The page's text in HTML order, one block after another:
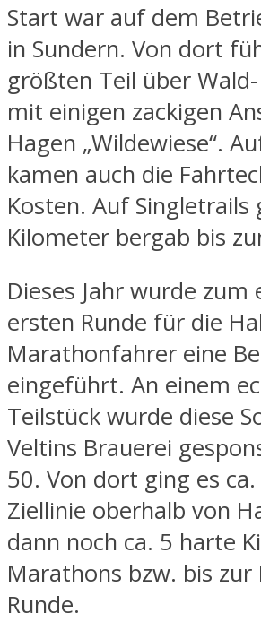
Start war auf dem
in Sundern. Von dort
größten Teil über
mit einigen zackigen
Hagen „Wildewiese“.
kamen auch die
Kosten. Auf
Kilometer bergab bis
Dieses Jahr wurde
ersten Runde für die
Marathonfahrer eine
eingeführt. An einem
Teilstück wurde diese
Veltins Brauerei
50. Von dort ging es
Ziellinie oberhalb von
dann noch ca. 5 harte
Marathons bzw. bis
Runde.